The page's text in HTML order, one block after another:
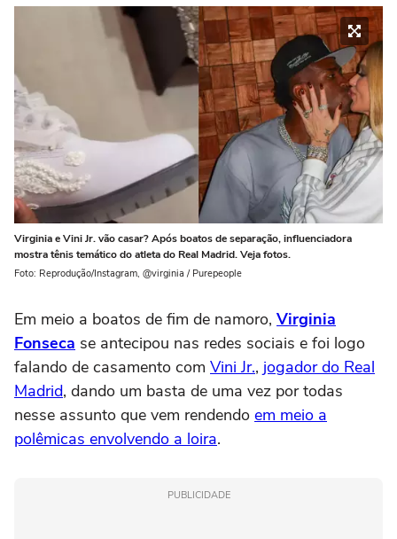
Virginia e Vini Jr. vão casar? Após boatos de separação, influenciadora
mostra tênis temático do atleta do Real Madrid. Veja fotos.
Foto: Reprodução/Instagram, @virginia / Purepeople
Em meio a boatos de fim de namoro, Virginia
Fonseca se antecipou nas redes sociais e foi logo
falando de casamento com Vini Jr., jogador do Real
Madrid, dando um basta de uma vez por todas
nesse assunto que vem rendendo em meio a
polêmicas envolvendo a loira.
PUBLICIDADE